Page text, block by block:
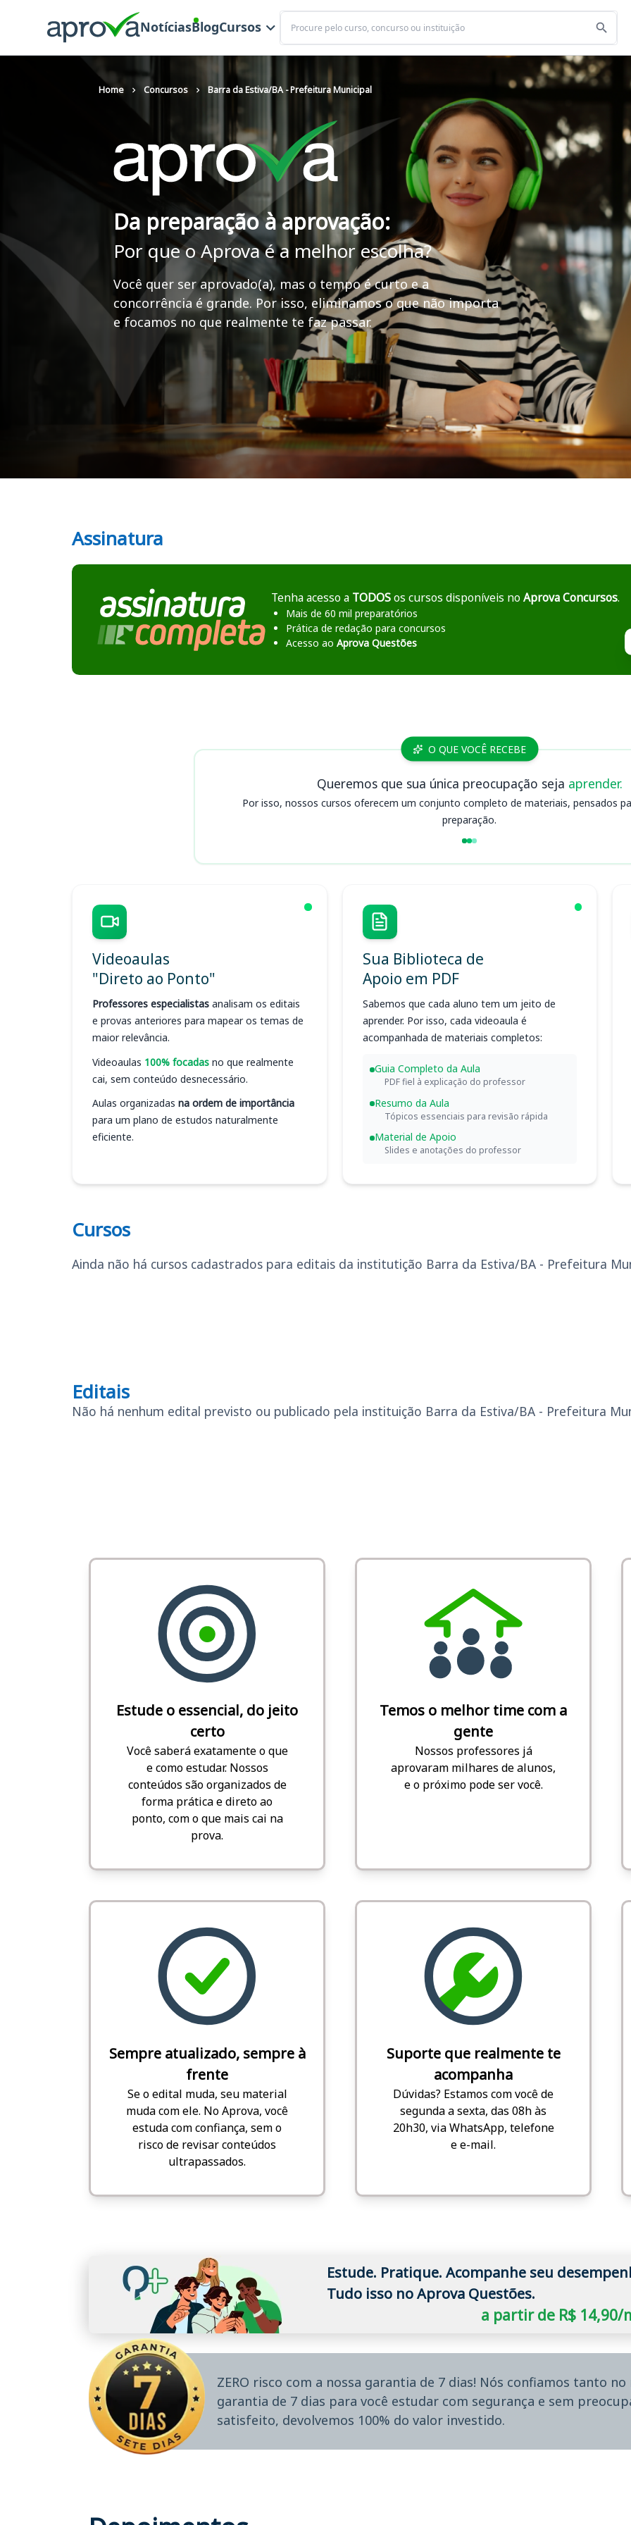
NotíciasBlogCursos
Buscar
Home Concursos Barra da Estiva/BA - Prefeitura Municipal
Da preparação à aprovação:
Por que o Aprova é a melhor escolha?
Você quer ser aprovado(a), mas o tempo é curto e a
concorrência é grande. Por isso, eliminamos o que não importa
e focamos no que realmente te faz passar.
Cursos em destaque para passar no concurso
Assinatura
Tenha acesso a TODOSos cursos disponíveis noAprova Concursos.
Mais de 60 mil preparatórios
Prática de redação para concursos
Acesso ao Aprova Questões
O QUE VOCÊ RECEBE
Queremos que sua única preocupação seja aprender.
Por isso, nossos cursos oferecem um conjunto completo de materiais, pensados
preparação.
Videoaulas
"Direto ao Ponto"
Professores especialistas analisam os editais
e provas anteriores para mapear os temas de
maior relevância.
Videoaulas 100% focadas no que realmente
cai, sem conteúdo desnecessário.
Aulas organizadas na ordem de importância
para um plano de estudos naturalmente
eficiente.
Sua Biblioteca de
Apoio em PDF
Sabemos que cada aluno tem um jeito de
aprender. Por isso, cada videoaula é
acompanhada de materiais completos:
Guia Completo da Aula
PDF fiel à explicação do professor
Resumo da Aula
Tópicos essenciais para revisão rápida
Material de Apoio
Slides e anotações do professor
Cursos
Ainda não há cursos cadastrados para editais da institutição Barra da Estiva/BA - Prefeitura
Editais
Editais
Não há nenhum edital previsto ou publicado pela instituição Barra da Estiva/BA - Prefeitura
Estude o essencial, do jeito
certo
Você saberá exatamente o que
e como estudar. Nossos
conteúdos são organizados de
forma prática e direto ao
ponto, com o que mais cai na
prova.
Temos o melhor time com a
gente
Nossos professores já
aprovaram milhares de alunos,
e o próximo pode ser você.
Sempre atualizado, sempre à
frente
Se o edital muda, seu material
muda com ele. No Aprova, você
estuda com confiança, sem o
risco de revisar conteúdos
ultrapassados.
Suporte que realmente te
acompanha
Dúvidas? Estamos com você de
segunda a sexta, das 08h às
20h30, via WhatsApp, telefone
e e-mail.
Estude. Pratique. Acompanhe seu
Tudo isso no Aprova Questões.
a partir de R$ 14,90/
ZERO risco com a nossa garantia de 7 dias! Nós confiamos tanto
garantia de 7 dias para você estudar com segurança e sem
satisfeito, devolvemos 100% do valor investido.